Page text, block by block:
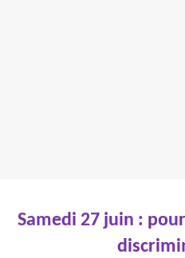
Samedi 27 juin :